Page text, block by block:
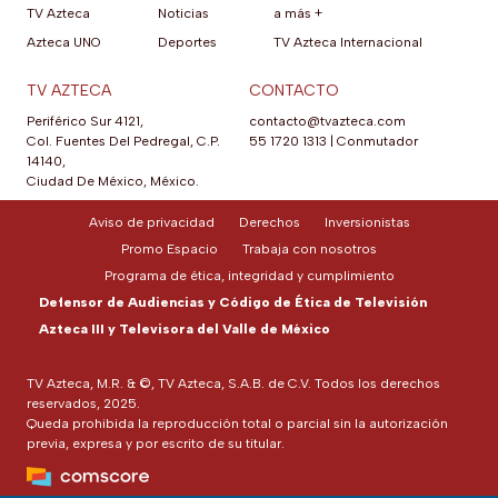
TV Azteca
Azteca UNO
Noticias
Deportes
a más +
TV Azteca Internacional
TV AZTECA
Periférico Sur 4121,
Col. Fuentes Del Pedregal, C.P.
14140,
Ciudad De México, México.
CONTACTO
contacto@tvazteca.com
55 1720 1313
Conmutador
TV Azteca, M.R. & ©, TV Azteca, S.A.B. de C.V. Todos los derechos
reservados, 2025.
Queda prohibida la reproducción total o parcial sin la autorización
previa, expresa y por escrito de su titular.
Aviso de privacidad Derechos
Inversionistas
Promo Espacio
Trabaja con nosotros
Programa de ética, integridad y cumplimiento
Defensor de Audiencias y Código de Ética de Televisión
Azteca III y Televisora del Valle de México